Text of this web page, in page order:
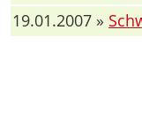
19.01.2007 »